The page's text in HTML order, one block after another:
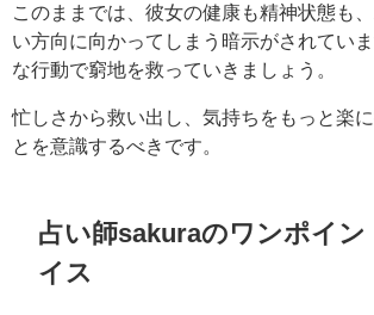
このままでは、彼女の健康も精神状態も
い方向に向かってしまう暗示がされてい
な行動で窮地を救っていきましょう。
忙しさから救い出し、気持ちをもっと楽
とを意識するべきです。
占い師sakuraのワンポイン
イス